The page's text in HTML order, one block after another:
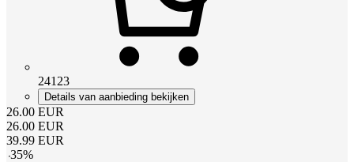
24123
Details van aanbieding bekijken
26.00 EUR
26.00 EUR
39.99 EUR
-35%